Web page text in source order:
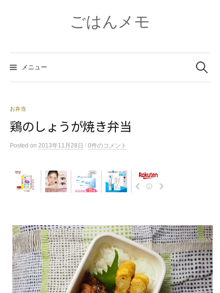
ス
キ
プ
ごはんメモ
メニュー
索:
お弁当
鶏のしょうが焼き弁当
Posted on 2013年11月28日 / 0件のコメント